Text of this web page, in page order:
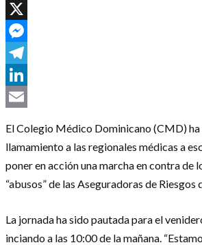
Facebook
X
Messenger
Telegram
LinkedIn
El Colegio Médico Dominicano (CMD)
llamamiento a las regionales médicas a
poner en acción una marcha en contra de
“abusos” de las Aseguradoras de Riesgos
La jornada ha sido pautada para el
inciando a las 10:00 de la mañana.